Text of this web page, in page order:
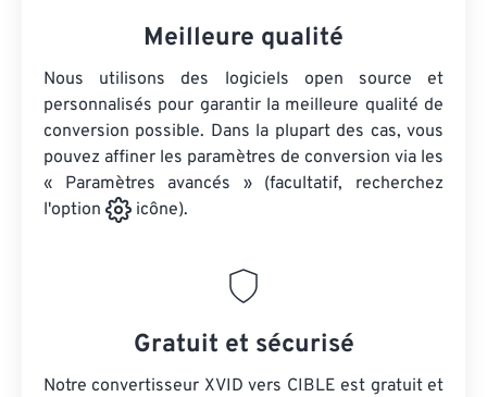
Meilleure qualité
Nous utilisons des logiciels open source et
personnalisés pour garantir la meilleure qualité de
conversion possible. Dans la plupart des cas, vous
pouvez affiner les paramètres de conversion via les
« Paramètres avancés » (facultatif, recherchez
l'option
icône).
Gratuit et sécurisé
Notre convertisseur XVID vers CIBLE est gratuit et